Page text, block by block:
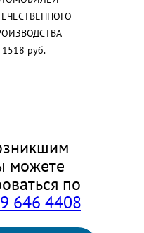
1518 руб.
можете
по
646 4408